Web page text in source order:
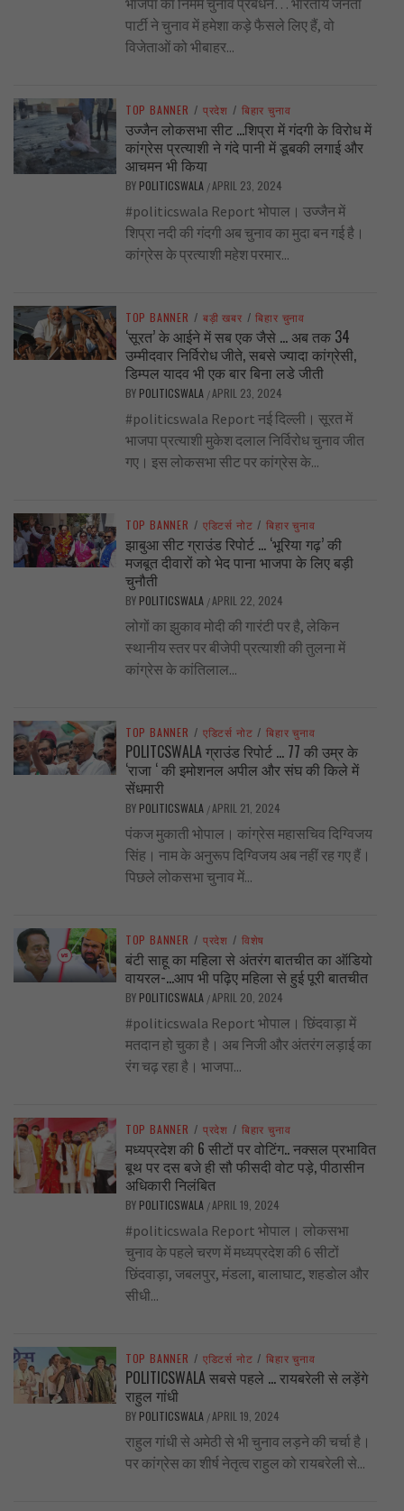
पार्टी ने चुनाव में हमेशा कड़े फैसले लिए हैं, वो
विजेताओं को भीबाहर...
TOP BANNER / प्रदेश / बिहार चुनाव
उज्जैन लोकसभा सीट …शिप्रा में गंदगी के विरोध में
कांग्रेस प्रत्याशी ने गंदे पानी में डूबकी लगाई और
आचमन भी किया
BY POLITICSWALA /APRIL 23, 2024
#politicswala Report भोपाल। उज्जैन में
शिप्रा नदी की गंदगी अब चुनाव का मुदा बन गई है।
कांग्रेस के प्रत्याशी महेश परमार...
TOP BANNER / बड़ी खबर / बिहार चुनाव
‘सूरत’ के आईने में सब एक जैसे … अब तक 34
उम्मीदवार निर्विरोध जीते, सबसे ज्यादा कांग्रेसी,
डिम्पल यादव भी एक बार बिना लडे जीती
BY POLITICSWALA /APRIL 23, 2024
#politicswala Report नई दिल्ली। सूरत में
भाजपा प्रत्याशी मुकेश दलाल निर्विरोध चुनाव जीत
गए। इस लोकसभा सीट पर कांग्रेस के...
TOP BANNER / एडिटर्स नोट / बिहार चुनाव
झाबुआ सीट ग्राउंड रिपोर्ट … ‘भूरिया गढ़’ की
मजबूत दीवारों को भेद पाना भाजपा के लिए बड़ी
चुनौती
BY POLITICSWALA /APRIL 22, 2024
लोगों का झुकाव मोदी की गारंटी पर है, लेकिन
स्थानीय स्तर पर बीजेपी प्रत्याशी की तुलना में
कांग्रेस के कांतिलाल...
TOP BANNER / एडिटर्स नोट / बिहार चुनाव
POLITCSWALA ग्राउंड रिपोर्ट … 77 की उम्र के
‘राजा ‘ की इमोशनल अपील और संघ की किले में
सेंधमारी
BY POLITICSWALA /APRIL 21, 2024
पंकज मुकाती भोपाल। कांग्रेस महासचिव दिग्विजय
सिंह। नाम के अनुरूप दिग्विजय अब नहीं रह गए हैं।
पिछले लोकसभा चुनाव में...
TOP BANNER / प्रदेश / विशेष
बंटी साहू का महिला से अंतरंग बातचीत का ऑडियो
वायरल-…आप भी पढ़िए महिला से हुई पूरी बातचीत
BY POLITICSWALA /APRIL 20, 2024
#politicswala Report भोपाल। छिंदवाड़ा में
मतदान हो चुका है। अब निजी और अंतरंग लड़ाई का
रंग चढ़ रहा है। भाजपा...
TOP BANNER / प्रदेश / बिहार चुनाव
मध्यप्रदेश की 6 सीटों पर वोटिंग.. नक्सल प्रभावित
बूथ पर दस बजे ही सौ फीसदी वोट पड़े, पीठासीन
अधिकारी निलंबित
BY POLITICSWALA /APRIL 19, 2024
#politicswala Report भोपाल। लोकसभा
चुनाव के पहले चरण में मध्यप्रदेश की 6 सीटों
छिंदवाड़ा, जबलपुर, मंडला, बालाघाट, शहडोल और
सीधी...
TOP BANNER / एडिटर्स नोट / बिहार चुनाव
POLITICSWALA सबसे पहले … रायबरेली से लड़ेंगे
राहुल गांधी
BY POLITICSWALA /APRIL 19, 2024
राहुल गांधी से अमेठी से भी चुनाव लड़ने की चर्चा है।
पर कांग्रेस का शीर्ष नेतृत्व राहुल को रायबरेली से...